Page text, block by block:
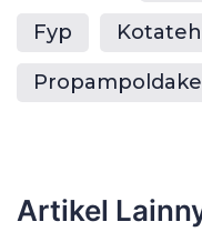
Fyp
Artikel